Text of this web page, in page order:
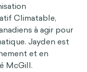
Climatable,
à agir pour
Jayden est
et en
McGill.